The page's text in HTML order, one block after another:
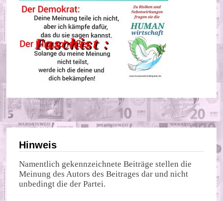
Hinweis
Namentlich gekennzeichnete Beiträge stellen die
Meinung des Autors des Beitrages dar und nicht
unbedingt die der Partei.